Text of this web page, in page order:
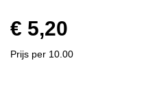
€ 5,20
Prijs per 10.00